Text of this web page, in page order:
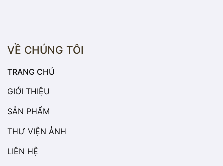
VỀ CHÚNG TÔI
TRANG CHỦ
GIỚI THIỆU
SẢN PHẨM
THƯ VIỆN ẢNH
LIÊN HỆ